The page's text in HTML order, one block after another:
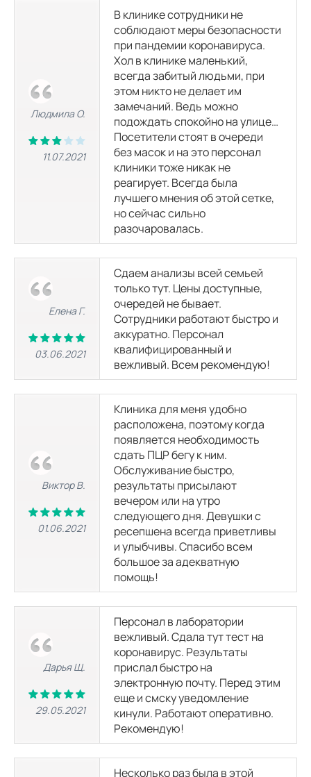
Людмила О.
11.07.2021
В клинике сотрудники не
соблюдают меры безопасности
при пандемии коронавируса.
Хол в клинике маленький,
всегда забитый людьми, при
этом никто не делает им
замечаний. Ведь можно
подождать спокойно на улице…
Посетители стоят в очереди
без масок и на это персонал
клиники тоже никак не
реагирует. Всегда была
лучшего мнения об этой сетке,
но сейчас сильно
разочаровалась.
Елена Г.
03.06.2021
Сдаем анализы всей семьей
только тут. Цены доступные,
очередей не бывает.
Сотрудники работают быстро и
аккуратно. Персонал
квалифицированный и
вежливый. Всем рекомендую!
Виктор В.
01.06.2021
Клиника для меня удобно
расположена, поэтому когда
появляется необходимость
сдать ПЦР бегу к ним.
Обслуживание быстро,
результаты присылают
вечером или на утро
следующего дня. Девушки с
ресепшена всегда приветливы
и улыбчивы. Спасибо всем
большое за адекватную
помощь!
Дарья Щ.
29.05.2021
Персонал в лаборатории
вежливый. Сдала тут тест на
коронавирус. Результаты
прислал быстро на
электронную почту. Перед этим
еще и смску уведомление
кинули. Работают оперативно.
Рекомендую!
Несколько раз была в этой